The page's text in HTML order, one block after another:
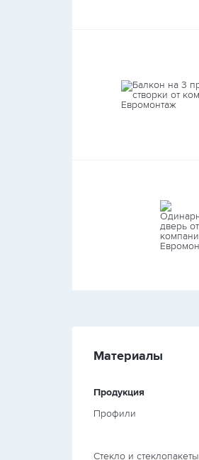
Материалы
Продукция
Профили
Стекло и стеклопакеты